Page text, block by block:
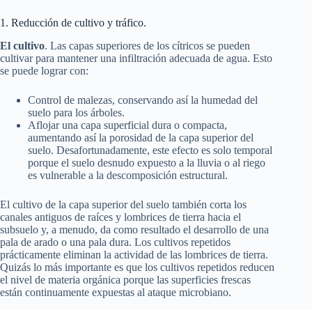
1. Reducción de cultivo y tráfico.
El cultivo. Las capas superiores de los cítricos se pueden
cultivar para mantener una infiltración adecuada de agua. Esto
se puede lograr con:
Control de malezas, conservando así la humedad del
suelo para los árboles.
Aflojar una capa superficial dura o compacta,
aumentando así la porosidad de la capa superior del
suelo. Desafortunadamente, este efecto es solo temporal
porque el suelo desnudo expuesto a la lluvia o al riego
es vulnerable a la descomposición estructural.
El cultivo de la capa superior del suelo también corta los
canales antiguos de raíces y lombrices de tierra hacia el
subsuelo y, a menudo, da como resultado el desarrollo de una
pala de arado o una pala dura. Los cultivos repetidos
prácticamente eliminan la actividad de las lombrices de tierra.
Quizás lo más importante es que los cultivos repetidos reducen
el nivel de materia orgánica porque las superficies frescas
están continuamente expuestas al ataque microbiano.